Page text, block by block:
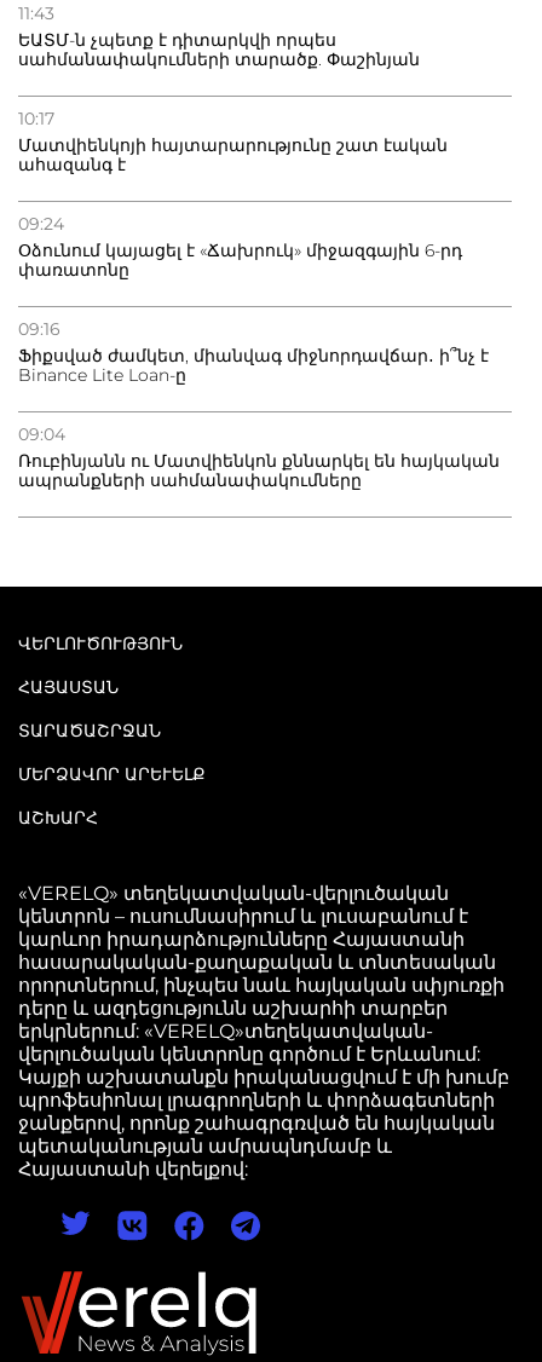
11:43
ԵԱՏՄ-ն չպետք է դիտարկվի որպես
սահմանափակումների տարածք. Փաշինյան
10:17
Մատվիենկոյի հայտարարությունը շատ էական
ահազանգ է
09:24
Օձունում կայացել է «Ճախրուկ» միջազգային 6-րդ
փառատոնը
09:16
Ֆիքսված ժամկետ, միանվագ միջնորդավճար․ ի՞նչ է
Binance Lite Loan-ը
09:04
Ռուբինյանն ու Մատվիենկոն քննարկել են հայկական
ապրանքների սահմանափակումները
ՎԵՐԼՈՒԾՈՒԹՅՈՒՆ
ՀԱՅԱՍՏԱՆ
ՏԱՐԱԾԱՇՐՋԱՆ
ՄԵՐՁԱՎՈՐ ԱՐԵՒԵԼՔ
ԱՇԽԱՐՀ
«VERELQ» տեղեկատվական-վերլուծական
կենտրոն – ուսումնասիրում և լուսաբանում է
կարևոր իրադարձությունները Հայաստանի
հասարակական-քաղաքական և տնտեսական
որորտներում, ինչպես նաև հայկական սփյուռքի
դերը և ազդեցությունն աշխարհի տարբեր
երկրներում: «VERELQ»տեղեկատվական-
վերլուծական կենտրոնը գործում է Երևանում:
Կայքի աշխատանքն իրականացվում է մի խումբ
պրոֆեսիոնալ լրագրողների և փորձագետների
ջանքերով, որոնք շահագրգռված են հայկական
պետականության ամրապնդմամբ և
Հայաստանի վերելքով: